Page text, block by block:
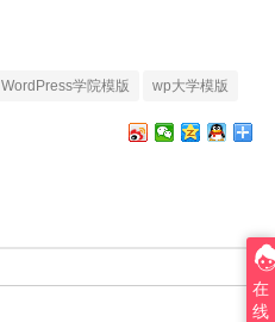
WordPress学院模版 wp大学模版
在
线